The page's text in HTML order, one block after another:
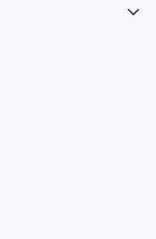
персональных данных